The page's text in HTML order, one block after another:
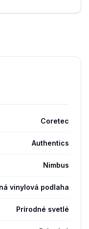
Coretec
Authentics
Nimbus
vinylová podlaha
Prírodné svetlé